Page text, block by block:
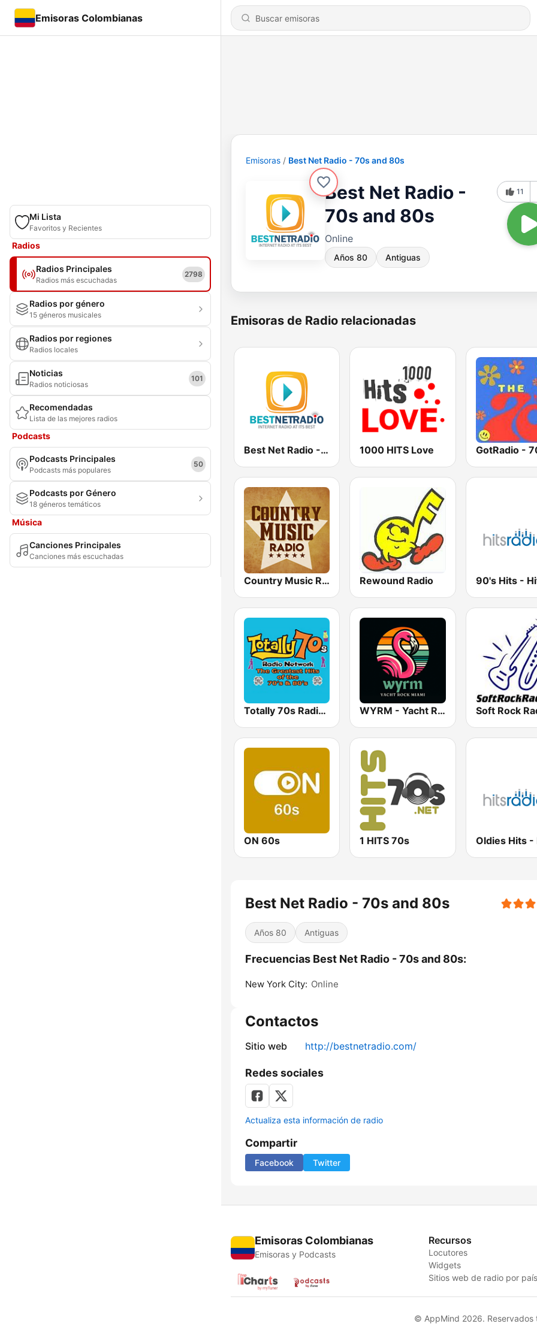
Emisoras Colombianas
Mi Lista
Favoritos y Recientes
Radios
Radios Principales
Radios más escuchadas
2798
Radios por género
15 géneros musicales
Radios por regiones
Radios locales
Noticias
Radios noticiosas
101
Recomendadas
Lista de las mejores radios
Podcasts
Podcasts Principales
Podcasts más populares
50
Podcasts por Género
18 géneros temáticos
Música
Canciones Principales
Canciones más escuchadas
Emisoras Best Net Radio - 70s and 80s
Best Net Radio -
70s and 80s
Online
Años 80 Antiguas
11
Emisoras de Radio relacionadas
Best Net Radio - 80s and 90s Mix 1000 HITS Love GotRadio -
Country Music Radio - Classic Country Rewound Radio
Totally 70s Radio Network WYRM - Yacht Rock Miami Soft Rock
ON 60s 1 HITS 70s
Best Net Radio - 70s and 80s
Años 80 Antiguas
Frecuencias Best Net Radio - 70s and 80s:
New York City: Online
Contactos
Sitio web http://bestnetradio.com/
Redes sociales
Actualiza esta información de radio
Compartir
Facebook Twitter
Emisoras Colombianas
Emisoras y Podcasts
Recursos
Locutores
Widgets
Sitios web de radio por país
© AppMind 2026. Reservados